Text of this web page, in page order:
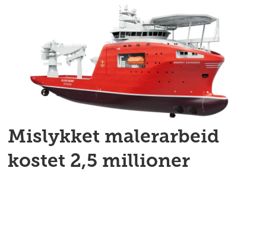
Mislykket malerarbeid
kostet 2,5 millioner